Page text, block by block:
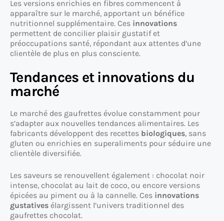
Les versions enrichies en fibres commencent à
apparaître sur le marché, apportant un bénéfice
nutritionnel supplémentaire. Ces innovations
permettent de concilier plaisir gustatif et
préoccupations santé, répondant aux attentes d’une
clientèle de plus en plus consciente.
Tendances et innovations du
marché
Le marché des gaufrettes évolue constamment pour
s’adapter aux nouvelles tendances alimentaires. Les
fabricants développent des recettes biologiques, sans
gluten ou enrichies en superaliments pour séduire une
clientèle diversifiée.
Les saveurs se renouvellent également : chocolat noir
intense, chocolat au lait de coco, ou encore versions
épicées au piment ou à la cannelle. Ces innovations
gustatives élargissent l’univers traditionnel des
gaufrettes chocolat.